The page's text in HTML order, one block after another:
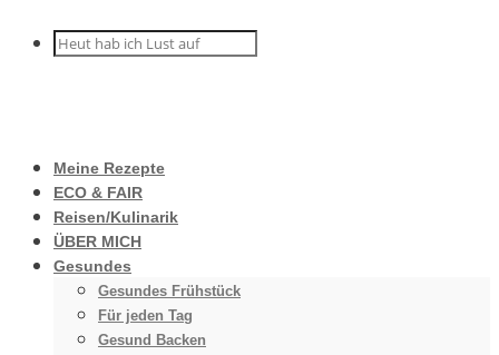
Meine Rezepte
ECO & FAIR
Reisen/Kulinarik
ÜBER MICH
Gesundes
Gesundes Frühstück
Für jeden Tag
Gesund Backen